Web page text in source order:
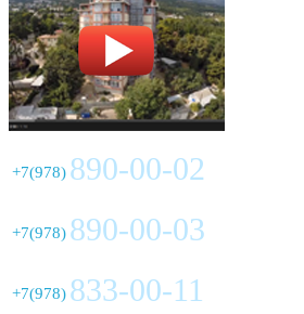
+7(978) 890-00-02
+7(978) 890-00-03
+7(978) 833-00-11